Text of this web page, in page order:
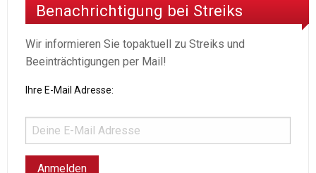
Benachrichtigung bei Streiks
Wir informieren Sie topaktuell zu Streiks und
Beeinträchtigungen per Mail!
Ihre E-Mail Adresse: